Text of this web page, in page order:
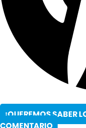
¡QUEREMOS SABER
COMENTARIO